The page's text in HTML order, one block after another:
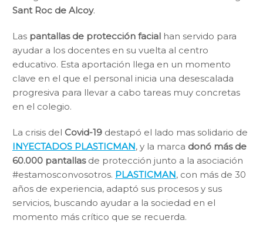
Sant Roc de Alcoy.
Las pantallas de protección facial han servido para
ayudar a los docentes en su vuelta al centro
educativo. Esta aportación llega en un momento
clave en el que el personal inicia una desescalada
progresiva para llevar a cabo tareas muy concretas
en el colegio.
La crisis del Covid-19 destapó el lado mas solidario de
INYECTADOS PLASTICMAN, y la marca donó más de
60.000 pantallasde protección junto a la asociación
#estamosconvosotros. PLASTICMAN, con más de 30
años de experiencia, adaptó sus procesos y sus
servicios, buscando ayudar a la sociedad en el
momento más crítico que se recuerda.